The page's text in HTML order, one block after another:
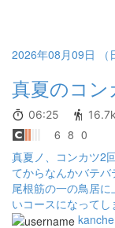
2026年08月09日 （
真夏のコン
06:25
6 8 0
真夏ノ、コンカツ2
てからなんかバテバ
尾根筋の一の鳥居
いコースになって
せん 累計標高間違
kanche